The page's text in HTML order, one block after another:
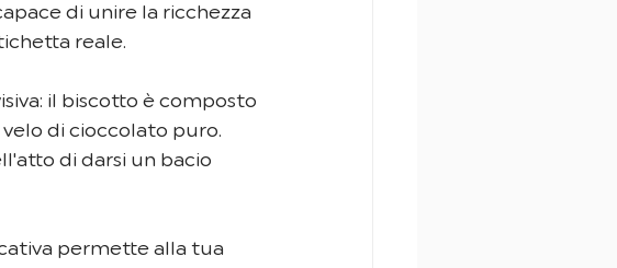
di unire la ricchezza
reale.
il biscotto è composto
di cioccolato puro.
di darsi un bacio
permette alla tua